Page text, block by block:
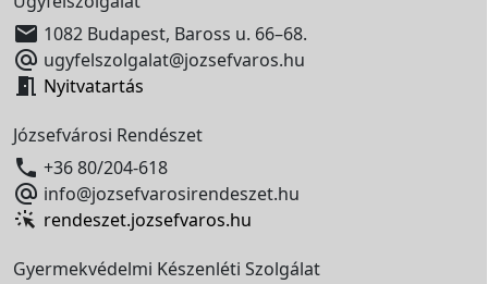
 1082 Budapest, Baross u. 66–68.
 ugyfelszolgalat@jozsefvaros.hu
 Nyitvatartás
Józsefvárosi Rendészet
 +36 80/204-618
 info@jozsefvarosirendeszet.hu
rendeszet.jozsefvaros.hu
Gyermekvédelmi Készenléti Szolgálat